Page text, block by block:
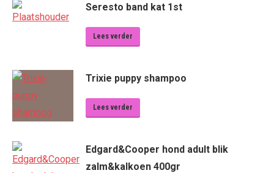
Seresto band kat 1st
Lees verder
Trixie puppy shampoo
Lees verder
Edgard&Cooper hond adult blik
zalm&kalkoen 400gr